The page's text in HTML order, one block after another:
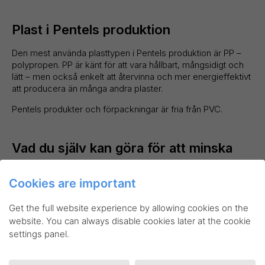
Plast i Pentels produktion
Den mest använda plasttypen i Pentels produktion är PP –
polypropen. PP är känt för att vara hållbart, mångsidigt och
lätt – men också enkelt att återvinna och mer energieffektivt
att producera än många andra plaster.
Pentels produkter och förpackningar är fria från PVC.
Vad du själv kan göra för att minska
Om du vill minska din plastförbrukning när du väljer
Välj produkter med miljömärkning
Pentel har flera produkter med den japanska
produkten är miljövänlig.
Cookies are important
Get the full website experience by allowing cookies on the
website. You can always disable cookies later at the cookie
settings panel.